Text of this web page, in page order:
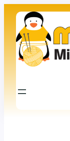
contenuto